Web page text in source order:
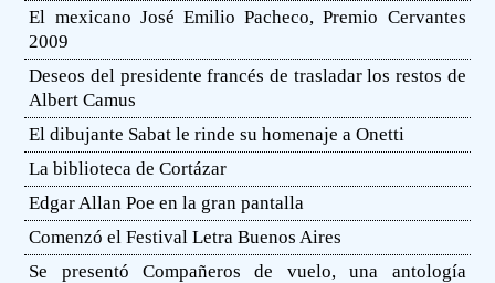
El mexicano José Emilio Pacheco, Premio Cervantes
2009
Deseos del presidente francés de trasladar los restos de
Albert Camus
El dibujante Sabat le rinde su homenaje a Onetti
La biblioteca de Cortázar
Edgar Allan Poe en la gran pantalla
Comenzó el Festival Letra Buenos Aires
Se presentó Compañeros de vuelo, una antología